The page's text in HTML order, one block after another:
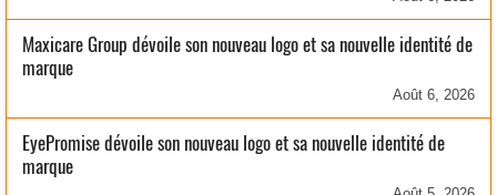
Maxicare Group dévoile son nouveau logo et sa nouvelle identité de
marque
Août 6, 2026
EyePromise dévoile son nouveau logo et sa nouvelle identité de
marque